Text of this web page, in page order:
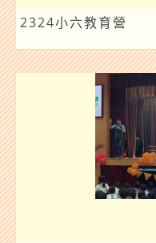
2324小六教育營